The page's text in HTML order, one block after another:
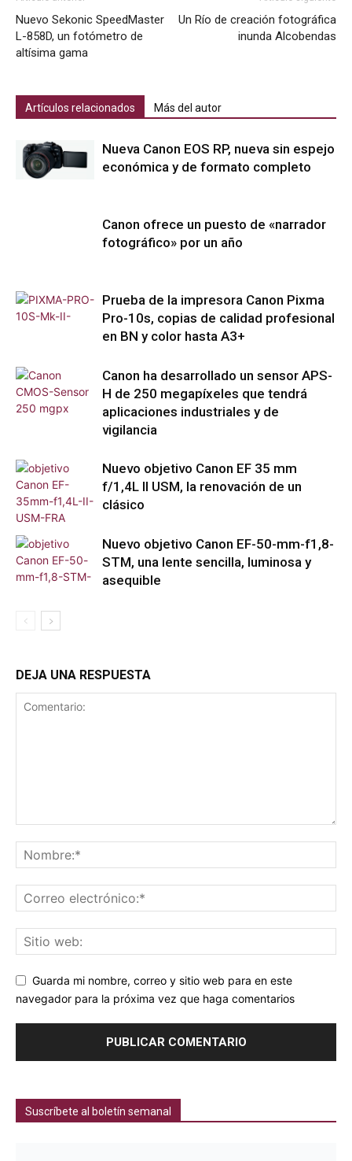
Nuevo Sekonic SpeedMaster
L-858D, un fotómetro de
altísima gama
Un Río de creación fotográfica
inunda Alcobendas
Artículos relacionados Más del autor
Nueva Canon EOS RP, nueva sin espejo
económica y de formato completo
Canon ofrece un puesto de «narrador
fotográfico» por un año
Prueba de la impresora Canon Pixma
Pro-10s, copias de calidad profesional
en BN y color hasta A3+
Canon ha desarrollado un sensor APS-
H de 250 megapíxeles que tendrá
aplicaciones industriales y de
vigilancia
Nuevo objetivo Canon EF 35 mm
f/1,4L II USM, la renovación de un
clásico
Nuevo objetivo Canon EF-50-mm-f1,8-
STM, una lente sencilla, luminosa y
asequible
DEJA UNA RESPUESTA
Guarda mi nombre, correo y sitio web para en este
navegador para la próxima vez que haga comentarios
Suscríbete al boletín semanal